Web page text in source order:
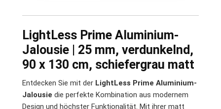
LightLess Prime Aluminium-
Jalousie | 25 mm, verdunkelnd,
90 x 130 cm, schiefergrau matt
Entdecken Sie mit der LightLess Prime Aluminium-
Jalousie die perfekte Kombination aus modernem
Design und höchster Funktionalität. Mit ihrer matt